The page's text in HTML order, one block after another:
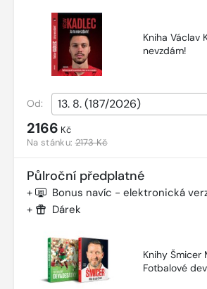
Kniha Václav
nevzdám!
Od:
2166 Kč
Na stánku:2173 Kč
Půlroční předplatné
+ Bonus navíc - elektronická
+ Dárek
Knihy Šmicer
Fotbalové